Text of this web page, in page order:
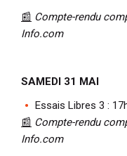
📰 Compte-rendu
Info.com
SAMEDI 31 MAI
Essais Libres 3 :
📰 Compte-rendu
Info.com